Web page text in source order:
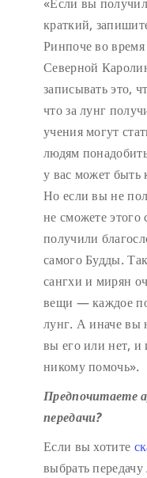
краткий,
Ринпоче во время
Северной
записывать это,
что за лунг
учения могут
людям
у вас может быть
Но если вы не
не сможете этого
получили
самого Будды.
сангхи и мирян
вещи — каждое
лунг. А иначе вы
вы его или нет, и
никому помочь».
Предпочитаете
передачи?
Если вы хотите
выбрать